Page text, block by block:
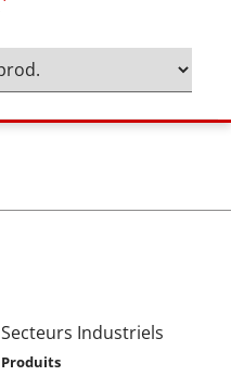
Main navigation
Secteurs Industriels
Produits